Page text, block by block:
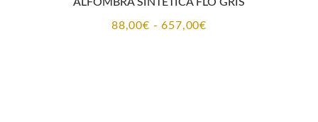
ALFOMBRA SINTÉTICA FLO GRIS
88,00€ - 657,00€Rango